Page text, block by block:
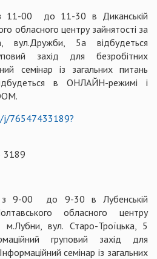
11-00 до 11-30 в Диканській
обласного центру зайнятості за
вул.Дружби, 5а відбудеться
захід для безробітних
семінар із загальних питань
в ОНЛАЙН-режимі і
j/76547433189?
3189
9-00 до 9-30 в Лубенській
обласного центру
м.Лубни, вул. Старо-Троїцька, 5
груповий захід для
семінар із загальних